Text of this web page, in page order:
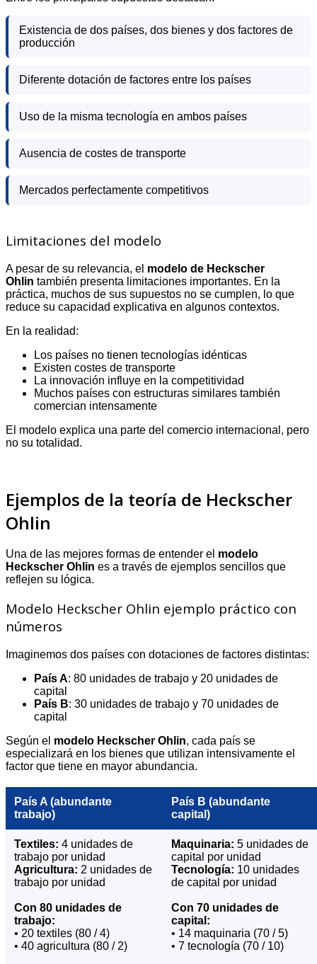
Existencia de dos países, dos bienes y dos factores de
producción
Diferente dotación de factores entre los países
Uso de la misma tecnología en ambos países
Ausencia de costes de transporte
Mercados perfectamente competitivos
Limitaciones del modelo
A pesar de su relevancia, el modelo de Heckscher
Ohlin también presenta limitaciones importantes. En la
práctica, muchos de sus supuestos no se cumplen, lo que
reduce su capacidad explicativa en algunos contextos.
En la realidad:
Los países no tienen tecnologías idénticas
Existen costes de transporte
La innovación influye en la competitividad
Muchos países con estructuras similares también
comercian intensamente
El modelo explica una parte del comercio internacional, pero
no su totalidad.
Ejemplos de la teoría de Heckscher
Ohlin
Una de las mejores formas de entender el modelo
Heckscher Ohlin es a través de ejemplos sencillos que
reflejen su lógica.
Modelo Heckscher Ohlin ejemplo práctico con
números
Imaginemos dos países con dotaciones de factores distintas:
País A: 80 unidades de trabajo y 20 unidades de
capital
País B: 30 unidades de trabajo y 70 unidades de
capital
Según el modelo Heckscher Ohlin, cada país se
especializará en los bienes que utilizan intensivamente el
factor que tiene en mayor abundancia.
País A (abundante
trabajo)
País B (abundante
capital)
Textiles: 4 unidades de
trabajo por unidad
Agricultura: 2 unidades de
trabajo por unidad
Con 80 unidades de
trabajo:
• 20 textiles (80 / 4)
• 40 agricultura (80 / 2)
Maquinaria: 5 unidades de
capital por unidad
Tecnología: 10 unidades
de capital por unidad
Con 70 unidades de
capital:
• 14 maquinaria (70 / 5)
• 7 tecnología (70 / 10)